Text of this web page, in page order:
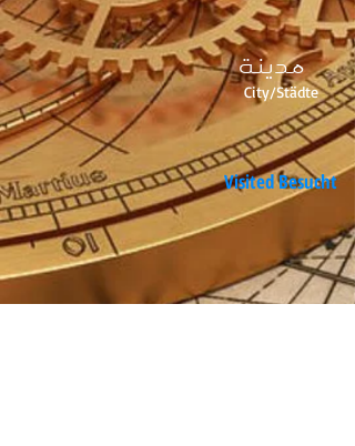
City/Städte
مدينة
Visited Besucht